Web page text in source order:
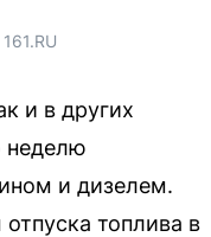
и в других
неделю
и дизелем.
топлива в